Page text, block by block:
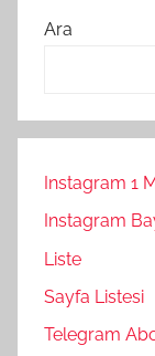
Ara
Instagram 1
Instagram
Liste
Sayfa Listesi
Telegram